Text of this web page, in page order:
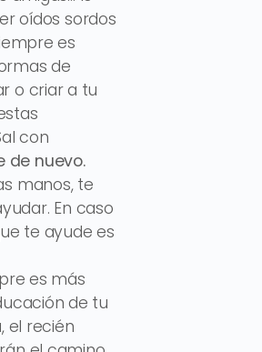
oídos sordos
es
de
o criar a tu
con
de nuevo.
manos, te
En caso
te ayude es
es más
de tu
el recién